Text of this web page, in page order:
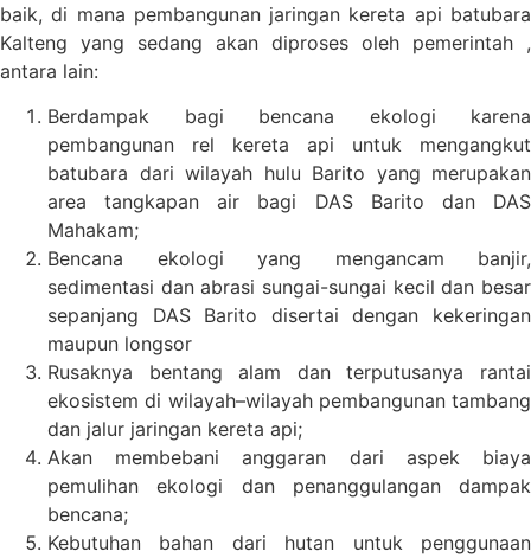
baik, di mana pembangunan jaringan kereta api batubara
Kalteng yang sedang akan diproses oleh pemerintah ,
antara lain:
Berdampak bagi bencana ekologi karena
pembangunan rel kereta api untuk mengangkut
batubara dari wilayah hulu Barito yang merupakan
area tangkapan air bagi DAS Barito dan DAS
Mahakam;
Bencana ekologi yang mengancam banjir,
sedimentasi dan abrasi sungai-sungai kecil dan besar
sepanjang DAS Barito disertai dengan kekeringan
maupun longsor
Rusaknya bentang alam dan terputusanya rantai
ekosistem di wilayah–wilayah pembangunan tambang
dan jalur jaringan kereta api;
Akan membebani anggaran dari aspek biaya
pemulihan ekologi dan penanggulangan dampak
bencana;
Kebutuhan bahan dari hutan untuk penggunaan